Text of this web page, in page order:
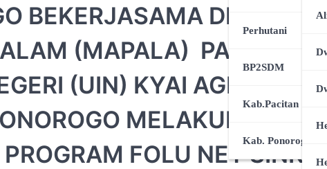
Perhutani
BP2SDM
Kab.Pacitan
Kab. Ponorogo
BEKERJASAMA DENGAN
(MAPALA) PASCA
(UIN) KYAI AGENG
MELAKUKAN
FOLU NET SINK